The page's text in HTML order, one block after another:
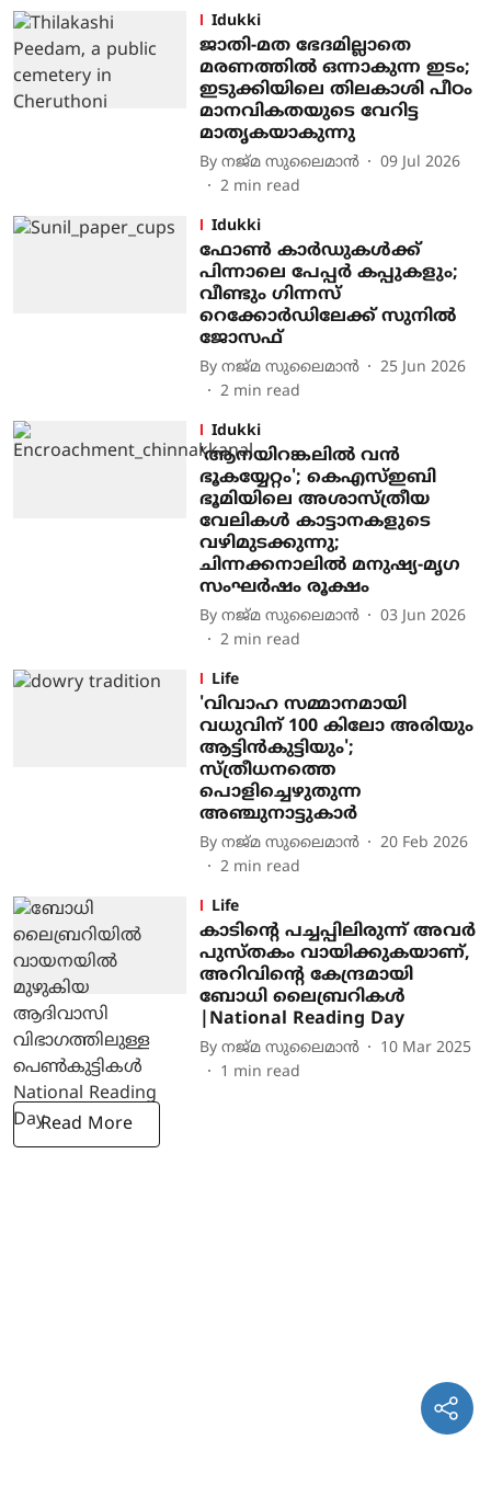
Idukki
ജാതി-മത ഭേദമില്ലാതെ
മരണത്തിൽ ഒന്നാകുന്ന ഇടം;
ഇടുക്കിയിലെ തിലകാശി പീഠം
മാനവികതയുടെ വേറിട്ട
മാതൃകയാകുന്നു
By നജ്മ സുലൈമാന്‍
09 Jul 2026
2 min read
Idukki
ഫോൺ കാർഡുകൾക്ക്
പിന്നാലെ പേപ്പർ കപ്പുകളും;
വീണ്ടും ഗിന്നസ്
റെക്കോർഡിലേക്ക് സുനിൽ
ജോസഫ്
By നജ്മ സുലൈമാന്‍
25 Jun 2026
2 min read
Idukki
'ആനയിറങ്കലിൽ വൻ
ഭൂകയ്യേറ്റം'; കെഎസ്ഇബി
ഭൂമിയിലെ അശാസ്ത്രീയ
വേലികൾ കാട്ടാനകളുടെ
വഴിമുടക്കുന്നു;
ചിന്നക്കനാലിൽ മനുഷ്യ-മൃഗ
സംഘർഷം രൂക്ഷം
By നജ്മ സുലൈമാന്‍
03 Jun 2026
2 min read
Life
'വിവാഹ സമ്മാനമായി
വധുവിന് 100 കിലോ അരിയും
ആട്ടിന്‍കുട്ടിയും';
സ്ത്രീധനത്തെ
പൊളിച്ചെഴുതുന്ന
അഞ്ചുനാട്ടുകാര്‍
By നജ്മ സുലൈമാന്‍
20 Feb 2026
2 min read
Life
കാടിന്‍റെ പച്ചപ്പിലിരുന്ന് അവര്‍
പുസ്തകം വായിക്കുകയാണ്,
അറിവിന്‍റെ കേന്ദ്രമായി
ബോധി ലൈബ്രറികള്‍
|National Reading Day
By നജ്മ സുലൈമാന്‍
10 Mar 2025
1 min read
Read More